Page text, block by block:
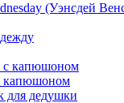
(Уэнсдей
с капюшоном
капюшоном
для дедушки